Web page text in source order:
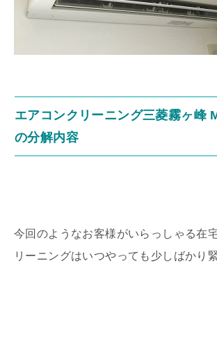
エアコンクリーニング三菱霧ヶ峰
の分解内容
今回のようなお客様がいらっしゃる在
リーニングはいつやっても少しばかり